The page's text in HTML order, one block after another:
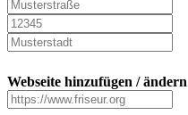
Webseite hinzufügen / ändern